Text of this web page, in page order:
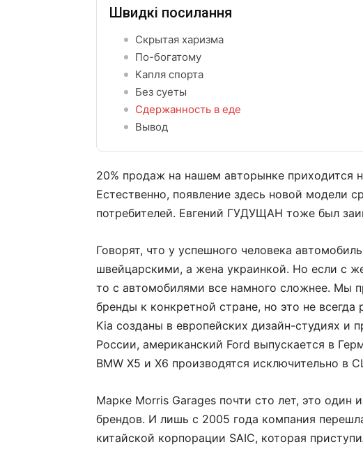
Швидкі посилання
Скрытая харизма
По-богатому
Капля спорта
Без суеты
Сдержанность в еде
Вывод
20% продаж на нашем авторынке приходится
Естественно, появление здесь новой модели
потребителей. Евгений ГУДУЩАН тоже был
Говорят, что у успешного человека
швейцарскими, а жена украинкой. Но если с
то с автомобилями все намного сложнее. Мы
бренды к конкретной стране, но это не
Kia созданы в европейских дизайн-студиях и
России, американский Ford выпускается в
BMW X5 и X6 производятся исключительно в
Марке Morris Garages почти сто лет, это один
брендов. И лишь с 2005 года компания
китайской корпорации SAIC, которая